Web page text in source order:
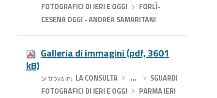
FOTOGRAFICI DI IERI E OGGI
FORLÌ-
CESENA OGGI - ANDREA SAMARITANI
Galleria di immagini (pdf, 3601
kB)
Si trova in LA CONSULTA› …
SGUARDI
FOTOGRAFICI DI IERI E OGGI
PARMA IERI